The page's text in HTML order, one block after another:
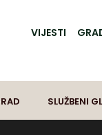
VIJESTI
SLUŽBENI